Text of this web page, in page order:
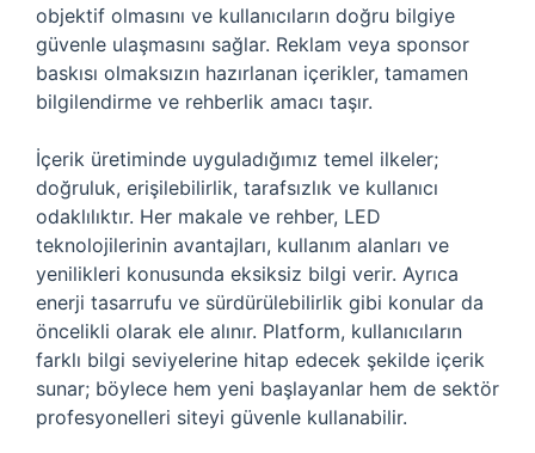
objektif olmasını ve kullanıcıların doğru bilgiye
güvenle ulaşmasını sağlar. Reklam veya sponsor
baskısı olmaksızın hazırlanan içerikler, tamamen
bilgilendirme ve rehberlik amacı taşır.
İçerik üretiminde uyguladığımız temel ilkeler;
doğruluk, erişilebilirlik, tarafsızlık ve kullanıcı
odaklılıktır. Her makale ve rehber, LED
teknolojilerinin avantajları, kullanım alanları ve
yenilikleri konusunda eksiksiz bilgi verir. Ayrıca
enerji tasarrufu ve sürdürülebilirlik gibi konular da
öncelikli olarak ele alınır. Platform, kullanıcıların
farklı bilgi seviyelerine hitap edecek şekilde içerik
sunar; böylece hem yeni başlayanlar hem de sektör
profesyonelleri siteyi güvenle kullanabilir.